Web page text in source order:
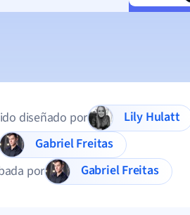
diseñado por
Lily Hulatt
Gabriel Freitas
por
Gabriel Freitas